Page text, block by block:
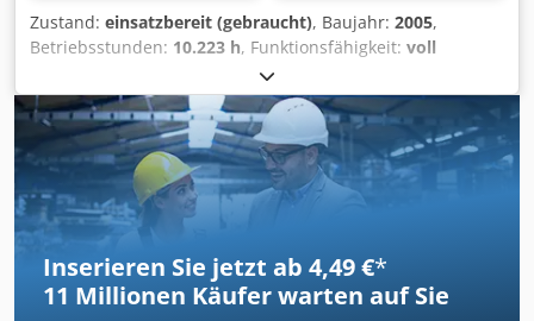
Zustand: einsatzbereit (gebraucht), Baujahr: 2005,
Betriebsstunden: 10.223 h, Funktionsfähigkeit: voll
, Maschinen-/Fahrzeugnummer:
1278R18TBF, Drehlänge:720 mm, Drehdurchmesser über
Planschlitten:530 mm, Drehdurchmesser:320 mm
Spindeldrehzahl (max.):4.000 U/min, Spindelbohrung:65
mm
, Verfahrweg X-Achse:270 mm, Verfahrweg Y-Achse:
120 mm , Verfahrweg Z-Achse:720 mm ,
Stangendurchgang:65 mm
Gesamtgewicht:4.200 kg, Anzahl der Werkzeugplätze im
Werkzeugrevolver: 3:12, Verkauft wird wegen
Inserieren Sie jetzt ab 4,49 €*
11 Millionen Käufer warten auf Sie